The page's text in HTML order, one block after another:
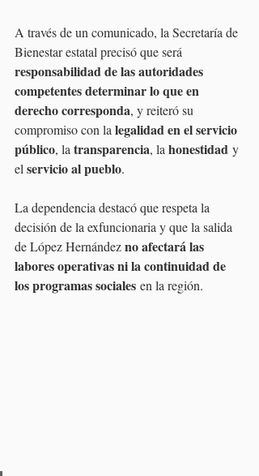
A través de un comunicado, la Secretaría de
Bienestar estatal precisó que será
responsabilidad de las autoridades
competentes determinar lo que en
derecho corresponda, y reiteró su
compromiso con la legalidad en el servicio
público, la transparencia, la honestidad y
el servicio al pueblo.
La dependencia destacó que respeta la
decisión de la exfuncionaria y que la salida
de López Hernández no afectará las
labores operativas ni la continuidad de
los programas sociales en la región.